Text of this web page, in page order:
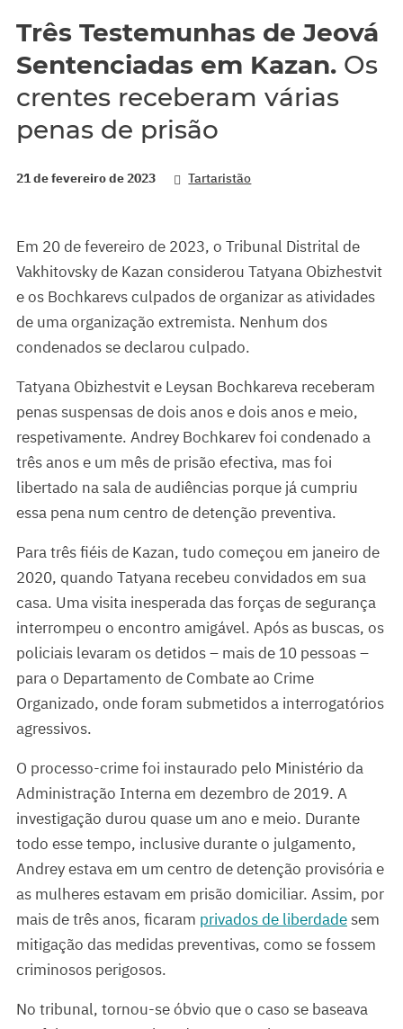
Três Testemunhas de Jeová
Sentenciadas em Kazan. Os
crentes receberam várias
penas de prisão
21 de fevereiro de 2023 Tartaristão
Em 20 de fevereiro de 2023, o Tribunal Distrital de
Vakhitovsky de Kazan considerou Tatyana Obizhestvit
e os Bochkarevs culpados de organizar as atividades
de uma organização extremista. Nenhum dos
condenados se declarou culpado.
Tatyana Obizhestvit e Leysan Bochkareva receberam
penas suspensas de dois anos e dois anos e meio,
respetivamente. Andrey Bochkarev foi condenado a
três anos e um mês de prisão efectiva, mas foi
libertado na sala de audiências porque já cumpriu
essa pena num centro de detenção preventiva.
Para três fiéis de Kazan, tudo começou em janeiro de
2020, quando Tatyana recebeu convidados em sua
casa. Uma visita inesperada das forças de segurança
interrompeu o encontro amigável. Após as buscas, os
policiais levaram os detidos – mais de 10 pessoas –
para o Departamento de Combate ao Crime
Organizado, onde foram submetidos a interrogatórios
agressivos.
O processo-crime foi instaurado pelo Ministério da
Administração Interna em dezembro de 2019. A
investigação durou quase um ano e meio. Durante
todo esse tempo, inclusive durante o julgamento,
Andrey estava em um centro de detenção provisória e
as mulheres estavam em prisão domiciliar. Assim, por
mais de três anos, ficaram privados de liberdadesem
mitigação das medidas preventivas, como se fossem
criminosos perigosos.
No tribunal, tornou-se óbvio que o caso se baseava